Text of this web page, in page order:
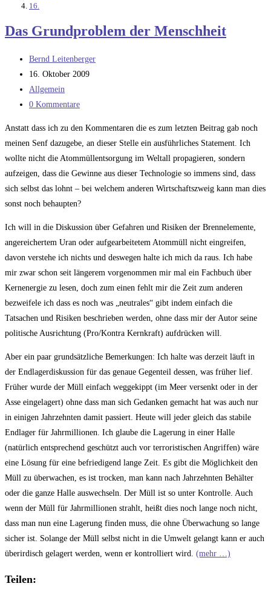
16.
Das Grundproblem der Menschheit
Beitrags-
Autor:
Bernd Leitenberger
Beitrag
veröffentlicht:
16. Oktober 2009
Beitrags-
Kategorie:
Allgemein
Beitrags-
0 Kommentare
Anstatt dass ich zu den Kommentaren die es zum letzten Beitrag gab noch
meinen Senf dazugebe, an dieser Stelle ein ausführliches Statement. Ich
wollte nicht die Atommüllentsorgung im Weltall propagieren, sondern
aufzeigen, dass die Gewinne aus dieser Technologie so immens sind, dass
sich selbst das lohnt – bei welchem anderen Wirtschaftszweig kann man dies
sonst noch behaupten?
Ich will in die Diskussion über Gefahren und Risiken der Brennelemente,
angereichertem Uran oder aufgearbeitetem Atommüll nicht eingreifen,
davon verstehe ich nichts und deswegen halte ich mich da raus. Ich habe
mir zwar schon seit längerem vorgenommen mir mal ein Fachbuch über
Kernenergie zu lesen, doch zum einen fehlt mir die Zeit zum anderen
bezweifele ich dass es noch was „neutrales“ gibt indem einfach die
Tatsachen und Risiken beschrieben werden, ohne dass mir der Autor seine
politische Ausrichtung (Pro/Kontra Kernkraft) aufdrücken will.
Aber ein paar grundsätzliche Bemerkungen: Ich halte was derzeit läuft in
der Endlagerdiskussion für das genaue Gegenteil dessen, was früher lief.
Früher wurde der Müll einfach weggekippt (im Meer versenkt oder in der
Asse eingelagert) ohne dass man sich Gedanken gemacht hat was auch nur
in einigen Jahrzehnten damit passiert. Heute will jeder gleich das stabile
Endlager für Jahrmillionen. Ich glaube die Lagerung in einer Halle
(natürlich entsprechend geschützt auch vor terroristischen Angriffen) wäre
eine Lösung für eine befriedigend lange Zeit. Es gibt die Möglichkeit den
Müll zu überwachen, es ist trocken, man kann nach Jahrzehnten Behälter
oder die ganze Halle auswechseln. Der Müll ist so unter Kontrolle. Auch
wenn der Müll für Jahrmillionen strahlt, heißt dies noch lange noch nicht,
dass man nun eine Lagerung finden muss, die ohne Überwachung so lange
sicher ist. Solange der Müll selbst nicht in die Umwelt gelangt kann er auch
überirdisch gelagert werden, wenn er kontrolliert wird. (mehr …)
Teilen: